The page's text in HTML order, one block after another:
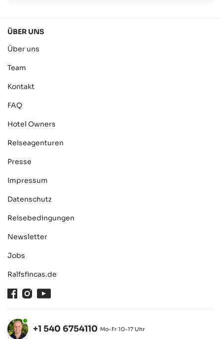
ÜBER UNS
Über uns
Team
Kontakt
FAQ
Hotel Owners
Reiseagenturen
Presse
Impressum
Datenschutz
Reisebedingungen
Newsletter
Jobs
Ralfsfincas.de
FacebookInstagram
+1 540 6754110 Mo-Fr 10-17 Uhr